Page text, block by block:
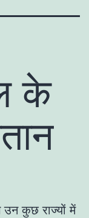
के
कुछ राज्यों में